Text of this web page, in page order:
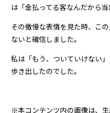
は「金払ってる客なんだから
その傲慢な表情を見た時、こ
ないと確信しました。
私は「もう、ついていけない
歩き出したのでした。
※本コンテンツ内の画像は、